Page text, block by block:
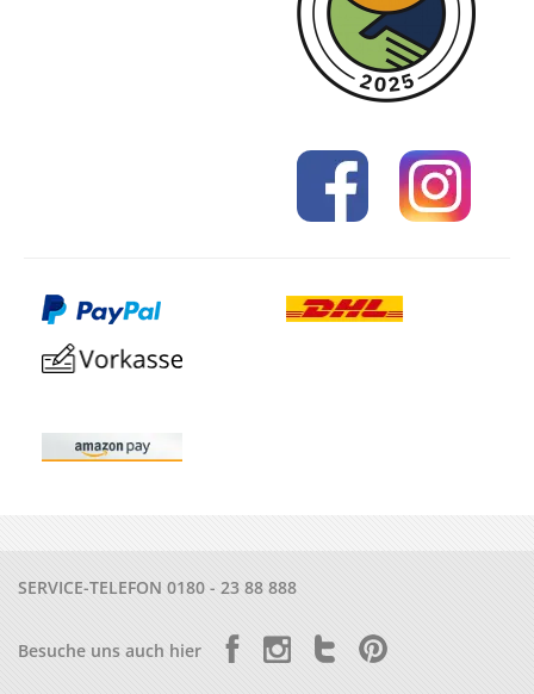
SERVICE-TELEFON 0180 - 23 88 888
Besuche uns auch hier